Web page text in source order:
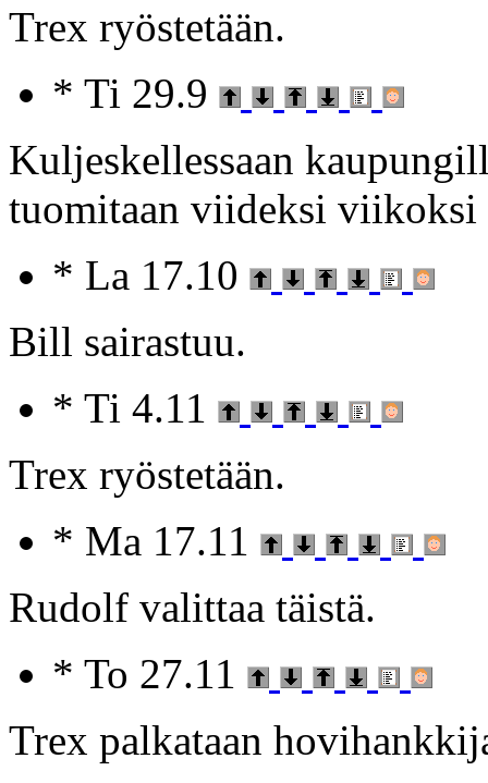
Trex ryöstetään.
* Ti 29.9
Kuljeskellessaan
tuomitaan viideksi viikoksi
* La 17.10
Bill sairastuu.
* Ti 4.11
Trex ryöstetään.
* Ma 17.11
Rudolf valittaa täistä.
* To 27.11
Trex palkataan